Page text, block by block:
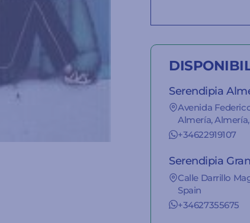
Serendipia
Avenida
Almería,
+34622919107
Serendipia
Calle Darrillo
Spain
+34627355675